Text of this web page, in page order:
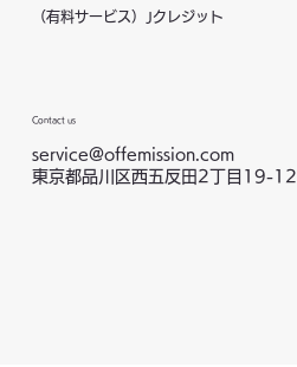
（有料サービス）Jクレジット
Contact us
service@offemission.com
東京都品川区西五反田2丁目19-12